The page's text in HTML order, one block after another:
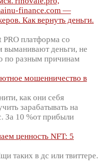
finance.com —
Как вернуть деньги.
платформа со
выманивают деньги, не
по разным причинам
мошенничество в
как они себя
зарабатывать на
За 10 %от прибыли
ценность NFT: 5
таких в дс или твиттере.